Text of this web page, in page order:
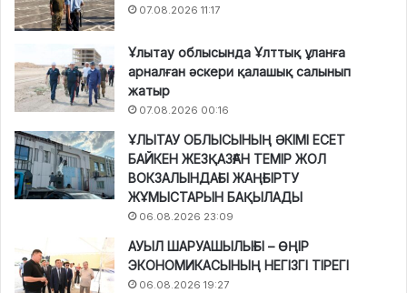
07.08.2026 11:17
Ұлытау облысында Ұлттық ұланға
арналған әскери қалашық салынып
жатыр
07.08.2026 00:16
ҰЛЫТАУ ОБЛЫСЫНЫҢ ӘКІМІ ЕСЕТ
БАЙКЕН ЖЕЗҚАЗҒАН ТЕМІР ЖОЛ
ВОКЗАЛЫНДАҒЫ ЖАҢҒЫРТУ
ЖҰМЫСТАРЫН БАҚЫЛАДЫ
06.08.2026 23:09
АУЫЛ ШАРУАШЫЛЫҒЫ – ӨҢІР
ЭКОНОМИКАСЫНЫҢ НЕГІЗГІ ТІРЕГІ
06.08.2026 19:27